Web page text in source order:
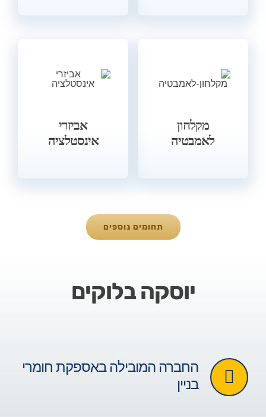
מקלחון
לאמבטיה
אביזרי
אינסטלציה
תחומים נוספים
יוסקה בלוקים
החברה המובילה באספקת חומרי
בניין